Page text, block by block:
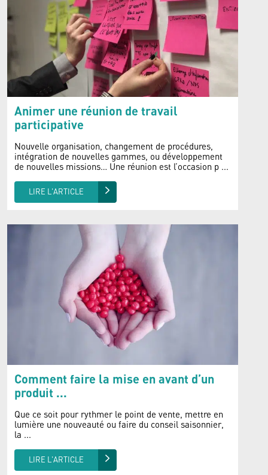
Animer une réunion de travail
participative
Nouvelle organisation, changement de procédures,
intégration de nouvelles gammes, ou développement
de nouvelles missions… Une réunion est l’occasion p ...
LIRE L'ARTICLE
Comment faire la mise en avant d’un
produit ...
Que ce soit pour rythmer le point de vente, mettre en
lumière une nouveauté ou faire du conseil saisonnier,
la ...
LIRE L'ARTICLE